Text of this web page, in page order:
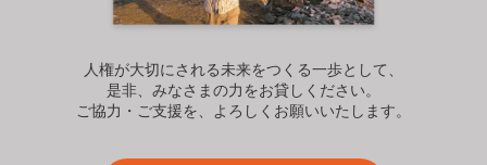
人権が大切にされる未来をつくる一歩として、
是非、みなさまの力をお貸しください。
ご協力・ご支援を、よろしくお願いいたします。